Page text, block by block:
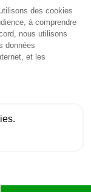
des cookies
à comprendre
nous utilisons
données
et les